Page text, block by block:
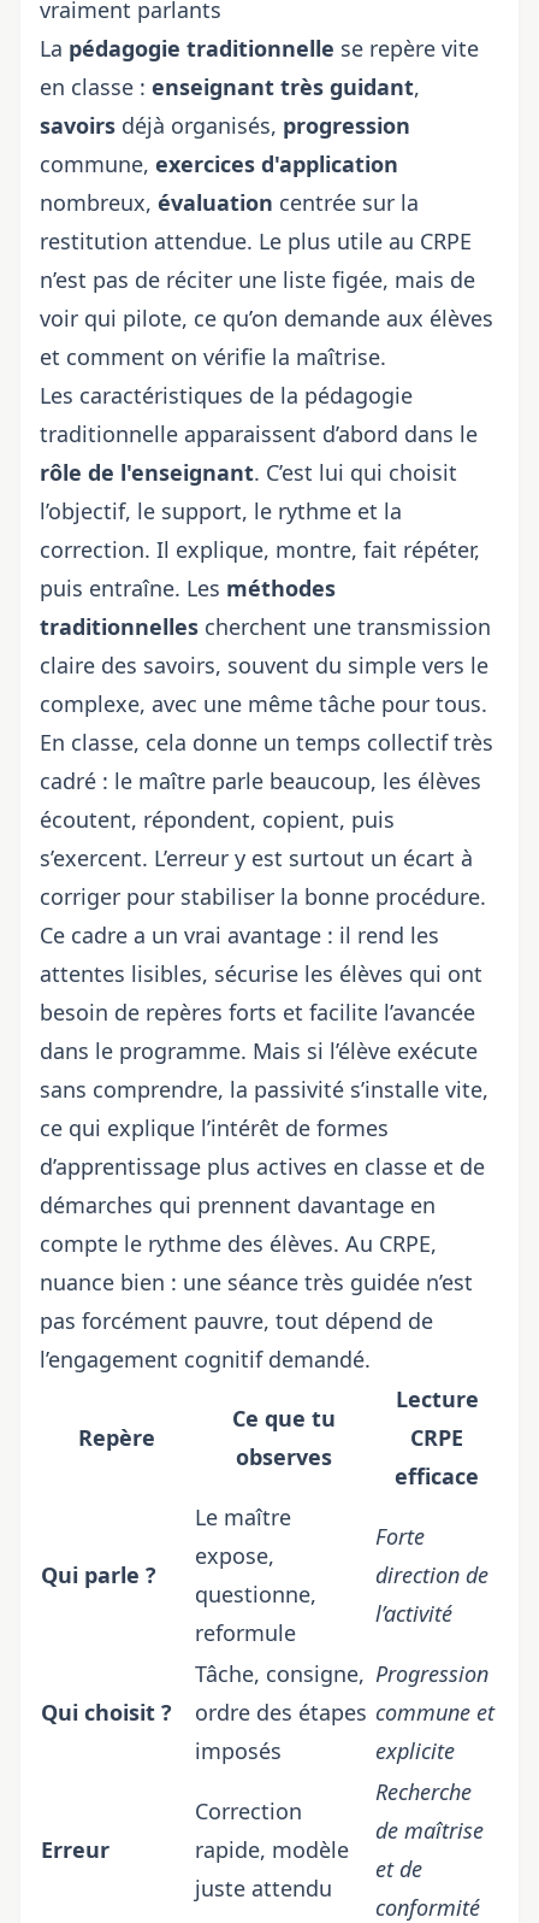
vraiment parlants
La pédagogie traditionnelle se repère vite
en classe : enseignant très guidant,
savoirs déjà organisés, progression
commune, exercices d'application
nombreux, évaluation centrée sur la
restitution attendue. Le plus utile au CRPE
n’est pas de réciter une liste figée, mais de
voir qui pilote, ce qu’on demande aux élèves
et comment on vérifie la maîtrise.
Les caractéristiques de la pédagogie
traditionnelle apparaissent d’abord dans le
rôle de l'enseignant. C’est lui qui choisit
l’objectif, le support, le rythme et la
correction. Il explique, montre, fait répéter,
puis entraîne. Les méthodes
traditionnelles cherchent une transmission
claire des savoirs, souvent du simple vers le
complexe, avec une même tâche pour tous.
En classe, cela donne un temps collectif très
cadré : le maître parle beaucoup, les élèves
écoutent, répondent, copient, puis
s’exercent. L’erreur y est surtout un écart à
corriger pour stabiliser la bonne procédure.
Ce cadre a un vrai avantage : il rend les
attentes lisibles, sécurise les élèves qui ont
besoin de repères forts et facilite l’avancée
dans le programme. Mais si l’élève exécute
sans comprendre, la passivité s’installe vite,
ce qui explique l’intérêt de formes
d’apprentissage plus actives en classe et de
démarches qui prennent davantage en
compte le rythme des élèves. Au CRPE,
nuance bien : une séance très guidée n’est
pas forcément pauvre, tout dépend de
l’engagement cognitif demandé.
Repère
Ce que tu
observes
Lecture
CRPE
efficace
Qui parle ?
Le maître
expose,
questionne,
reformule
Forte
direction de
l’activité
Qui choisit ?
Tâche, consigne,
ordre des étapes
imposés
Progression
commune et
explicite
Erreur
Correction
rapide, modèle
juste attendu
Recherche
de maîtrise
et de
conformité